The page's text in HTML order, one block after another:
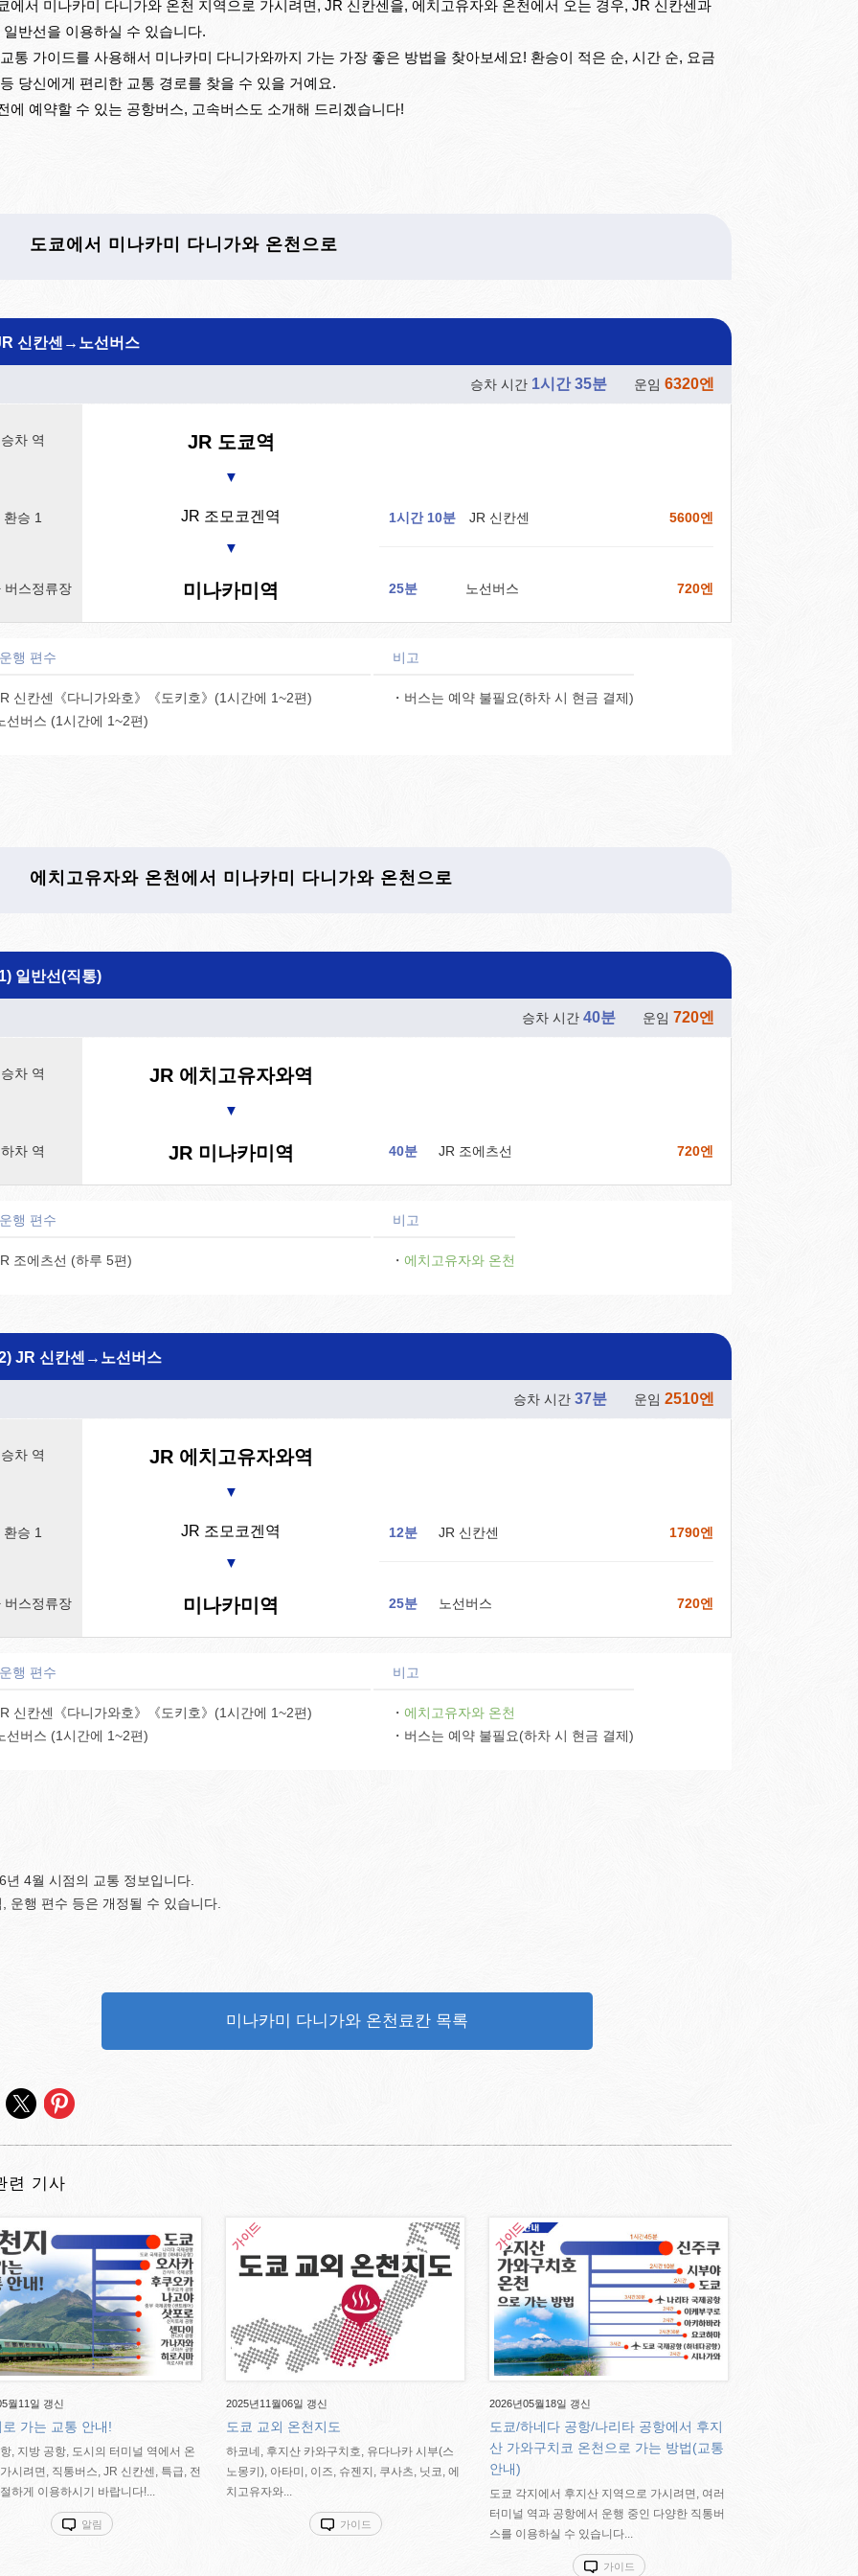
에서 미나카미 다니가와 온천 지역으로 가시려면, JR 신칸센을, 에치고유자와 온천에서 오는 경우, JR 신칸센과
일반선을 이용하실 수 있습니다.
통 가이드를 사용해서 미나카미 다니가와까지 가는 가장 좋은 방법을 찾아보세요! 환승이 적은 순, 시간 순, 요금
당신에게 편리한 교통 경로를 찾을 수 있을 거예요.
에 예약할 수 있는 공항버스, 고속버스도 소개해 드리겠습니다!
도쿄에서 미나카미 다니가와 온천으로
신칸센→노선버스
승차 시간 1시간 35분 운임 6320엔
승차 역 JR 도쿄역
▼
환승 1 JR 조모코겐역 1시간 10분 JR 신칸센 5600엔
▼
버스정류장 미나카미역 25분 노선버스 720엔
행 편수
신칸센《다니가와호》《도키호》(1시간에 1~2편)
선버스 (1시간에 1~2편)
비고
・버스는 예약 불필요(하차 시 현금 결제)
에치고유자와 온천에서 미나카미 다니가와 온천으로
일반선(직통)
승차 시간 40분 운임 720엔
승차 역 JR 에치고유자와역
▼
하차 역 JR 미나카미역 40분 JR 조에츠선 720엔
행 편수
조에츠선 (하루 5편)
비고
・ 에치고유자와 온천
JR 신칸센→노선버스
승차 시간 37분 운임 2510엔
승차 역 JR 에치고유자와역
▼
환승 1 JR 조모코겐역 12분 JR 신칸센 1790엔
▼
버스정류장 미나카미역 25분 노선버스 720엔
행 편수
신칸센《다니가와호》《도키호》(1시간에 1~2편)
선버스 (1시간에 1~2편)
비고
・ 에치고유자와 온천
・버스는 예약 불필요(하차 시 현금 결제)
년 4월 시점의 교통 정보입니다.
, 운행 편수 등은 개정될 수 있습니다.
미나카미 다니가와 온천료칸 목록
련 기사
월11일 갱신
가는 교통 안내!
, 지방 공항, 도시의 터미널 역에서 온
시려면, 직통버스, JR 신칸센, 특급, 전
하게 이용하시기 바랍니다!...
알림
2025년11월06일 갱신
도쿄 교외 온천지도
하코네, 후지산 카와구치호, 유다나카 시부(스
노몽키), 아타미, 이즈, 슈젠지, 쿠사츠, 닛코, 에
치고유자와...
가이드
2026년05월18일 갱신
도쿄/하네다 공항/나리타 공항에서 후지
산 가와구치코 온천으로 가는 방법(교통
안내)
도쿄 각지에서 후지산 지역으로 가시려면, 여러
터미널 역과 공항에서 운행 중인 다양한 직통버
스를 이용하실 수 있습니다...
가이드